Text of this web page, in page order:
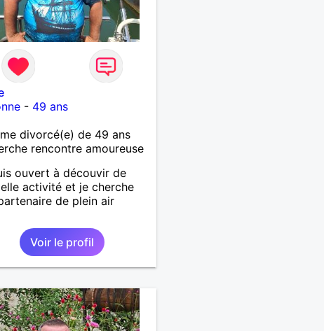
- 49 ans
divorcé(e) de 49 ans
rencontre amoureuse
ouvert à découvir de
activité et je cherche
de plein air
Voir le profil